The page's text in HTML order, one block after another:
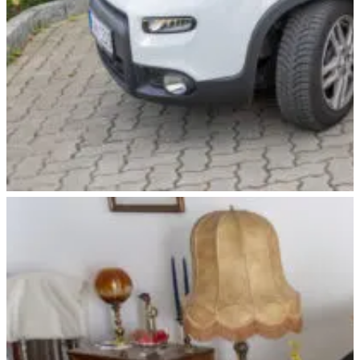
Vereinbaren Sie einen Termin.